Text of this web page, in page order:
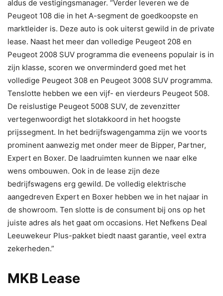
aldus de vestigingsmanager. “Verder leveren we de
Peugeot 108 die in het A-segment de goedkoopste en
marktleider is. Deze auto is ook uiterst gewild in de private
lease. Naast het meer dan volledige Peugeot 208 en
Peugeot 2008 SUV programma die eveneens populair is in
zijn klasse, scoren we onverminderd goed met het
volledige Peugeot 308 en Peugeot 3008 SUV programma.
Tenslotte hebben we een vijf- en vierdeurs Peugeot 508.
De reislustige Peugeot 5008 SUV, de zevenzitter
vertegenwoordigt het slotakkoord in het hoogste
prijssegment. In het bedrijfswagengamma zijn we voorts
prominent aanwezig met onder meer de Bipper, Partner,
Expert en Boxer. De laadruimten kunnen we naar elke
wens ombouwen. Ook in de lease zijn deze
bedrijfswagens erg gewild. De volledig elektrische
aangedreven Expert en Boxer hebben we in het najaar in
de showroom. Ten slotte is de consument bij ons op het
juiste adres als het gaat om occasions. Het Nefkens Deal
Leeuwekeur Plus-pakket biedt naast garantie, veel extra
zekerheden.”
MKB Lease